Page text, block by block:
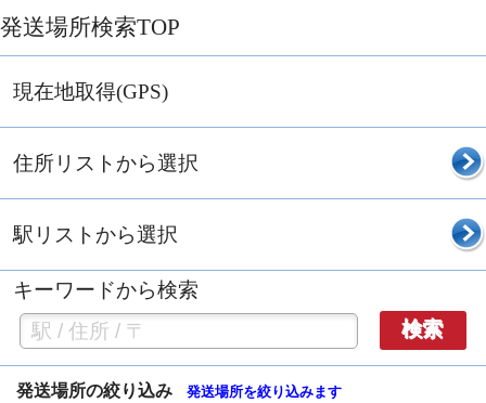
発送場所検索TOP
現在地取得(GPS)
住所リストから選択
駅リストから選択
キーワードから検索
検索
発送場所の絞り込み 発送場所を絞り込みます